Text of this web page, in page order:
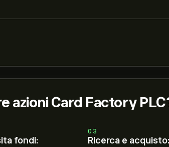
azioni Card Factory
fondi:
03
Ricerca e acquisto: